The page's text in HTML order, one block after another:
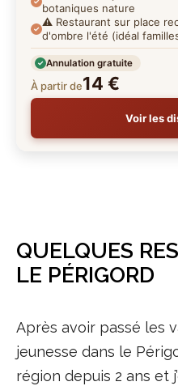
botaniques nature
⚠️ Restaurant sur place
d'ombre l'été (idéal
Annulation gratuite
À partir de14 €
Voir les
QUELQUES
LE PÉRIGORD
Après avoir passé les
jeunesse dans le
région depuis 2 ans et